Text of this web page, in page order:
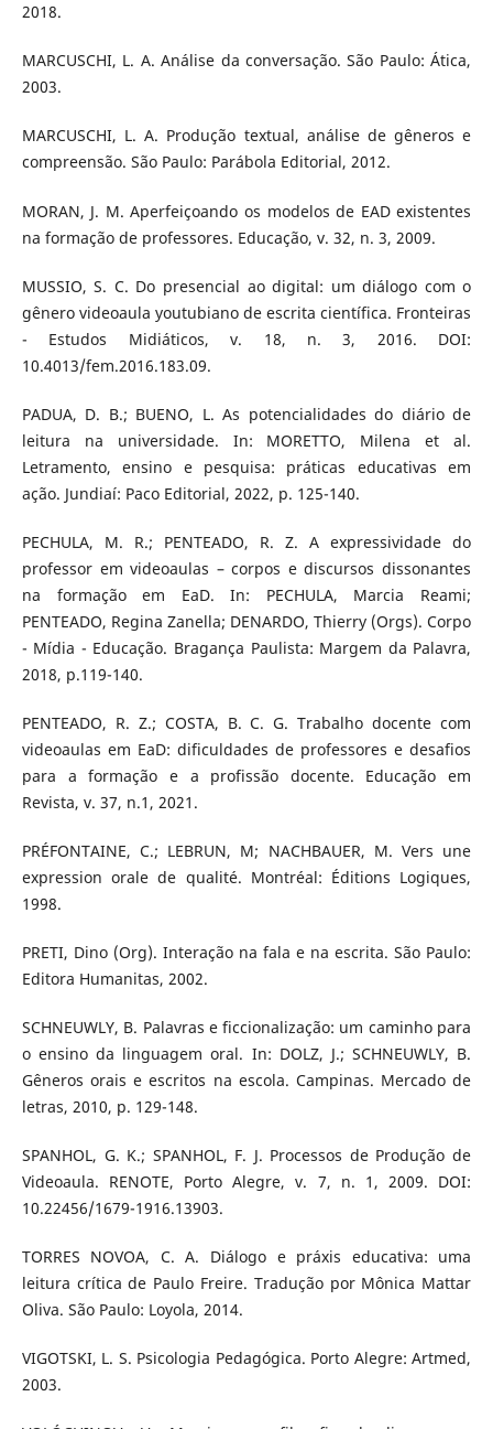
2018.
MARCUSCHI, L. A. Análise da conversação. São Paulo: Ática,
2003.
MARCUSCHI, L. A. Produção textual, análise de gêneros e
compreensão. São Paulo: Parábola Editorial, 2012.
MORAN, J. M. Aperfeiçoando os modelos de EAD existentes
na formação de professores. Educação, v. 32, n. 3, 2009.
MUSSIO, S. C. Do presencial ao digital: um diálogo com o
gênero videoaula youtubiano de escrita científica. Fronteiras
- Estudos Midiáticos, v. 18, n. 3, 2016. DOI:
10.4013/fem.2016.183.09.
PADUA, D. B.; BUENO, L. As potencialidades do diário de
leitura na universidade. In: MORETTO, Milena et al.
Letramento, ensino e pesquisa: práticas educativas em
ação. Jundiaí: Paco Editorial, 2022, p. 125-140.
PECHULA, M. R.; PENTEADO, R. Z. A expressividade do
professor em videoaulas – corpos e discursos dissonantes
na formação em EaD. In: PECHULA, Marcia Reami;
PENTEADO, Regina Zanella; DENARDO, Thierry (Orgs). Corpo
- Mídia - Educação. Bragança Paulista: Margem da Palavra,
2018, p.119-140.
PENTEADO, R. Z.; COSTA, B. C. G. Trabalho docente com
videoaulas em EaD: dificuldades de professores e desafios
para a formação e a profissão docente. Educação em
Revista, v. 37, n.1, 2021.
PRÉFONTAINE, C.; LEBRUN, M; NACHBAUER, M. Vers une
expression orale de qualité. Montréal: Éditions Logiques,
1998.
PRETI, Dino (Org). Interação na fala e na escrita. São Paulo:
Editora Humanitas, 2002.
SCHNEUWLY, B. Palavras e ficcionalização: um caminho para
o ensino da linguagem oral. In: DOLZ, J.; SCHNEUWLY, B.
Gêneros orais e escritos na escola. Campinas. Mercado de
letras, 2010, p. 129-148.
SPANHOL, G. K.; SPANHOL, F. J. Processos de Produção de
Videoaula. RENOTE, Porto Alegre, v. 7, n. 1, 2009. DOI:
10.22456/1679-1916.13903.
TORRES NOVOA, C. A. Diálogo e práxis educativa: uma
leitura crítica de Paulo Freire. Tradução por Mônica Mattar
Oliva. São Paulo: Loyola, 2014.
VIGOTSKI, L. S. Psicologia Pedagógica. Porto Alegre: Artmed,
2003.